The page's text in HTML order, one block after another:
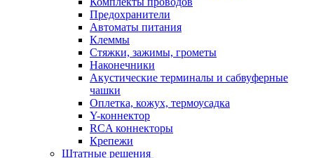
Предохранители
Автоматы питания
Клеммы
Стяжки, зажимы, грометы
Наконечники
Акустические терминалы и сабвуферные
чашки
Оплетка, кожух, термоусадка
Y-коннектор
RCA коннекторы
Крепежи
Штатные решения